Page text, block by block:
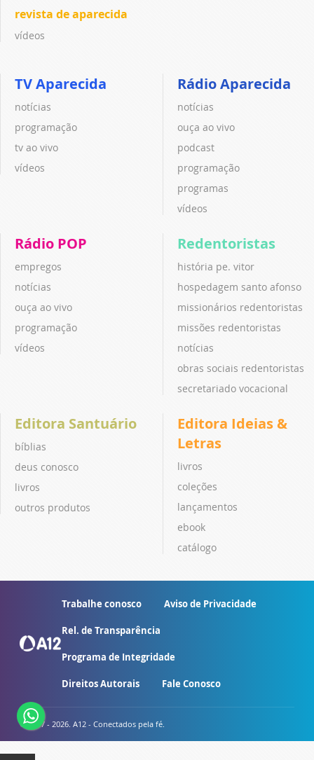
revista de aparecida
vídeos
TV Aparecida
notícias
programação
tv ao vivo
vídeos
Rádio Aparecida
notícias
ouça ao vivo
podcast
programação
programas
vídeos
Rádio POP
empregos
notícias
ouça ao vivo
programação
vídeos
Redentoristas
história pe. vitor
hospedagem santo afonso
missionários redentoristas
missões redentoristas
notícias
obras sociais redentoristas
secretariado vocacional
Editora Santuário
bíblias
deus conosco
livros
outros produtos
Editora Ideias &
Letras
livros
coleções
lançamentos
ebook
catálogo
Trabalhe conosco Aviso de Privacidade
Rel. de Transparência
Programa de Integridade
Direitos Autorais Fale Conosco
© 2007 - 2026. A12 - Conectados pela fé.